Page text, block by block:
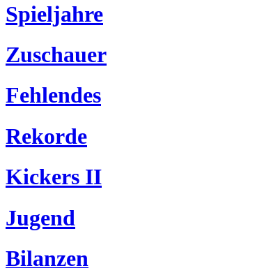
Spieljahre
Zuschauer
Fehlendes
Rekorde
Kickers II
Jugend
Bilanzen